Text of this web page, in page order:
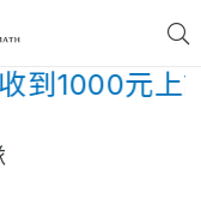
到1000元上